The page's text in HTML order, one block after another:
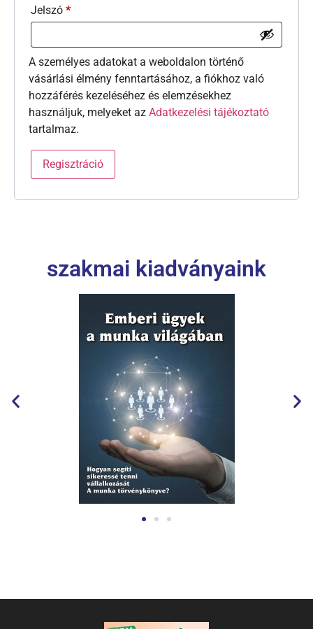
Jelszó *
A személyes adatokat a weboldalon történő
vásárlási élmény fenntartásához, a fiókhoz való
hozzáférés kezeléséhez és elemzésekhez
használjuk, melyeket az Adatkezelési tájékoztató
tartalmaz.
Regisztráció
szakmai kiadványaink